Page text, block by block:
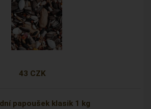
43 CZK
papoušek klasik 1 kg